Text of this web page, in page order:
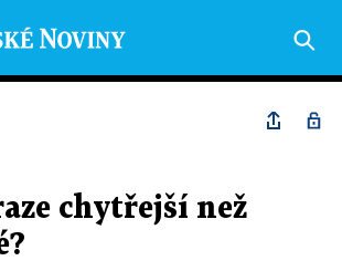
chytřejší než